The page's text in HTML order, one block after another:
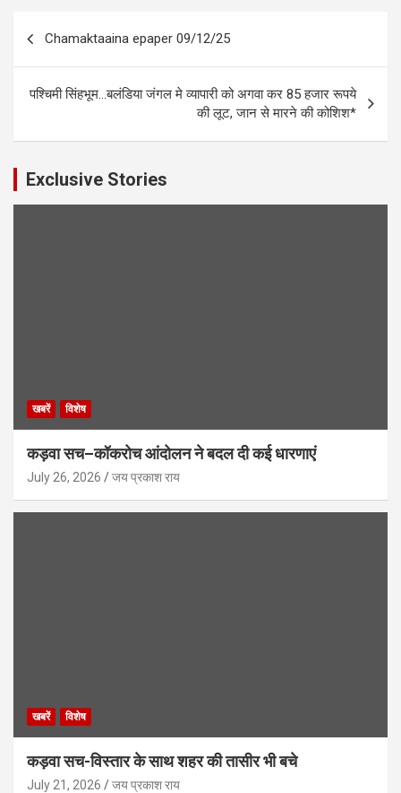
Chamaktaaina epaper 09/12/25
पश्चिमी सिंहभूम…बलंडिया जंगल मे व्यापारी को अगवा कर 85 हजार रूपये
की लूट, जान से मारने की कोशिश*
Exclusive Stories
खबरें विशेष
कड़वा सच–कॉकरोच आंदोलन ने बदल दी कई धारणाएं
July 26, 2026 जय प्रकाश राय
खबरें विशेष
कड़वा सच-विस्तार के साथ शहर की तासीर भी बचे
July 21, 2026 जय प्रकाश राय